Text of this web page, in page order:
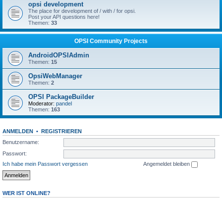
opsi development
The place for development of / with / for opsi.
Post your API questions here!
Themen: 33
OPSI Community Projects
AndroidOPSIAdmin
Themen: 15
OpsiWebManager
Themen: 2
OPSI PackageBuilder
Moderator: pandel
Themen: 163
ANMELDEN • REGISTRIEREN
Benutzername:
Passwort:
Ich habe mein Passwort vergessen
Angemeldet bleiben
WER IST ONLINE?